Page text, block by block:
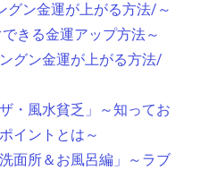
グン金運が上がる方法/～
きる金運アップ方法～
グン金運が上がる方法/
・風水貧乏」～知ってお
イントとは～
面所＆お風呂編」～ラブ